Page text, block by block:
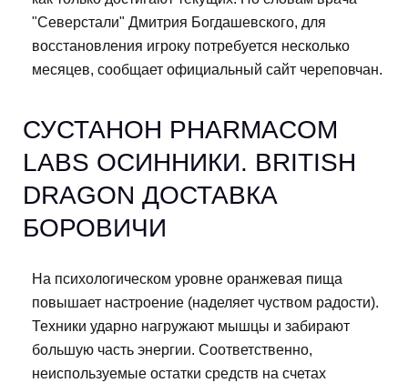
"Северстали" Дмитрия Богдашевского, для
восстановления игроку потребуется несколько
месяцев, сообщает официальный сайт череповчан.
СУСТАНОН PHARMACOM
LABS ОСИННИКИ. BRITISH
DRAGON ДОСТАВКА
БОРОВИЧИ
На психологическом уровне оранжевая пища
повышает настроение (наделяет чуством радости).
Техники ударно нагружают мышцы и забирают
большую часть энергии. Соответственно,
неиспользуемые остатки средств на счетах